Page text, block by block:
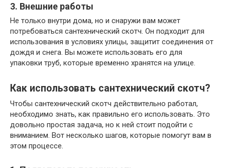
3. Внешние работы
Не только внутри дома, но и снаружи вам может
потребоваться сантехнический скотч. Он подходит для
использования в условиях улицы, защитит соединения от
дождя и снега. Вы можете использовать его для
упаковки труб, которые временно хранятся на улице.
Как использовать сантехнический скотч?
Чтобы сантехнический скотч действительно работал,
необходимо знать, как правильно его использовать. Это
довольно простая задача, но к ней стоит подойти с
вниманием. Вот несколько шагов, которые помогут вам в
этом процессе.